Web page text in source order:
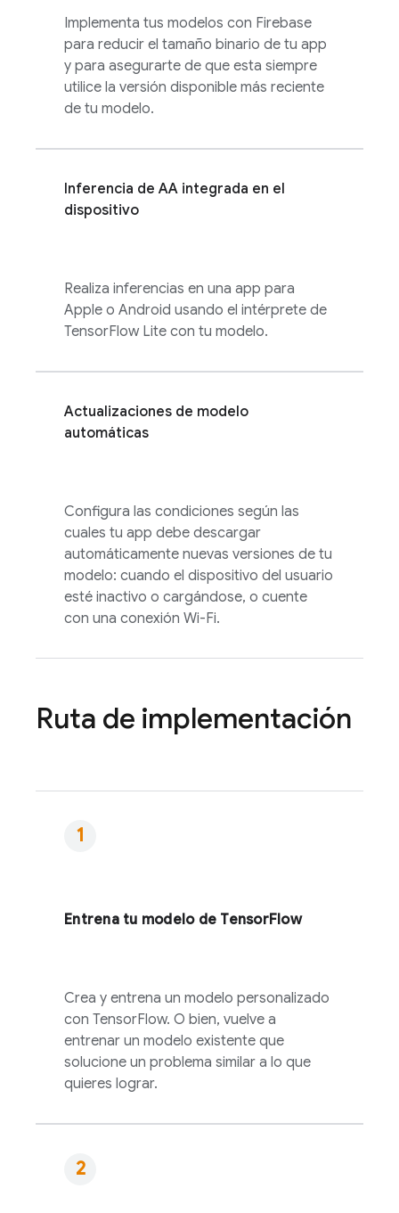
Implementa tus modelos con Firebase
para reducir el tamaño binario de tu app
y para asegurarte de que esta siempre
utilice la versión disponible más reciente
de tu modelo.
Inferencia de AA integrada en el
dispositivo
Realiza inferencias en una app para
Apple o Android usando el intérprete de
TensorFlow Lite con tu modelo.
Actualizaciones de modelo
automáticas
Configura las condiciones según las
cuales tu app debe descargar
automáticamente nuevas versiones de tu
modelo: cuando el dispositivo del usuario
esté inactivo o cargándose, o cuente
con una conexión Wi-Fi.
Ruta de implementación
Entrena tu modelo de TensorFlow
Crea y entrena un modelo personalizado
con TensorFlow. O bien, vuelve a
entrenar un modelo existente que
solucione un problema similar a lo que
quieres lograr.